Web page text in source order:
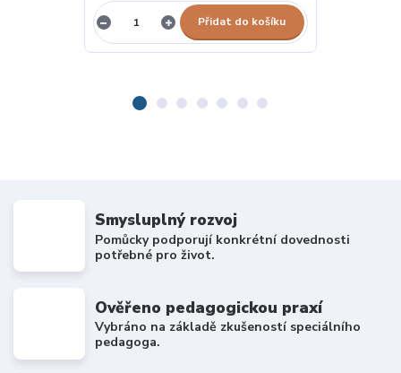
Přidat do košíku
Smysluplný rozvoj
Pomůcky podporují konkrétní dovednosti
potřebné pro život.
Ověřeno pedagogickou praxí
Vybráno na základě zkušeností speciálního
pedagoga.